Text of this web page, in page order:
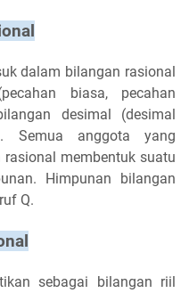
dalam bilangan rasional
biasa, pecahan
desimal (desimal
Semua anggota yang
membentuk suatu
Himpunan bilangan
Q.
sebagai bilangan riil